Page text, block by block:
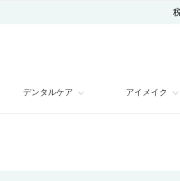
デンタルケア アイメイク